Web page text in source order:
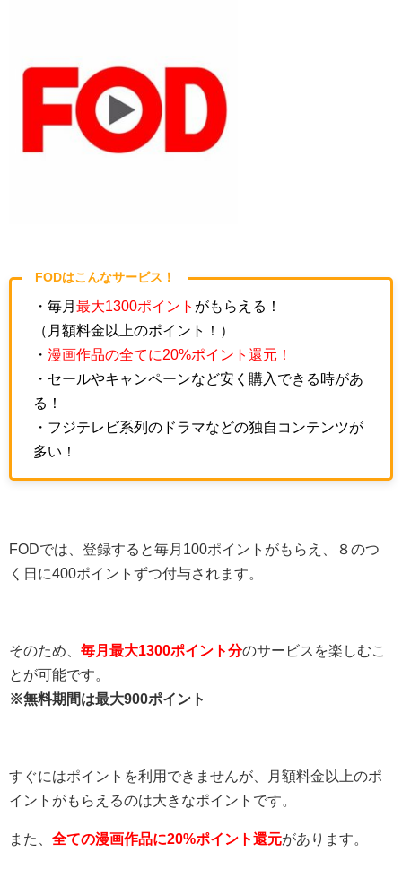
FODはこんなサービス！
・毎月 最大1300ポイント がもらえる！
（月額料金以上のポイント！）
・ 漫画作品の全てに20%ポイント還元！
・セールやキャンペーンなど安く購入できる時があ
る！
・フジテレビ系列のドラマなどの独自コンテンツが
多い！
FODでは、登録すると毎月100ポイントがもらえ、８のつ
く日に400ポイントずつ付与されます。
そのため、 毎月最大1300ポイント分のサービスを楽しむこ
とが可能です。
※無料期間は最大900ポイント
すぐにはポイントを利用できませんが、月額料金以上のポ
イントがもらえるのは大きなポイントです。
また、 全ての漫画作品に20%ポイント還元があります。